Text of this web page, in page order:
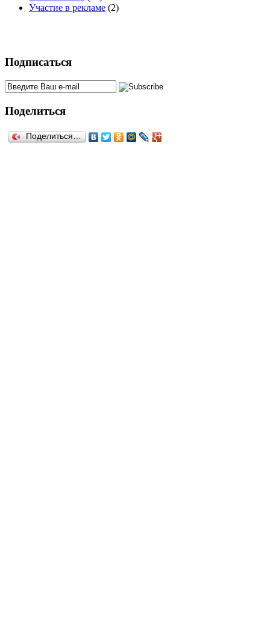
Участие в рекламе (2)
Подписаться
Поделиться
Поделиться…